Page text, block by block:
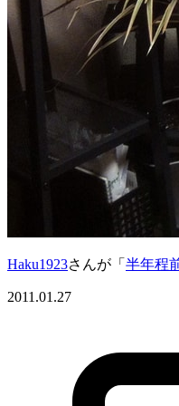
Haku1923さんが「 半年程
2011.01.27